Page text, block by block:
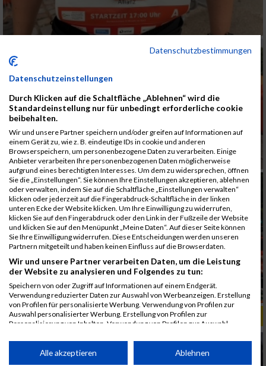
ALBUM B2RUN KÖLN / 05.09.2019
Datenschutzbestimmungen
Datenschutzeinstellungen
Durch Klicken auf die Schaltfläche „Ablehnen“ wird die
Standardeinstellung nur für unbedingt erforderliche cookie
beibehalten.
Wir und unsere Partner speichern und/oder greifen auf Informationen auf
einem Gerät zu, wie z. B. eindeutige IDs in cookie und anderen
Browserspeichern, um personenbezogene Daten zu verarbeiten. Einige
Anbieter verarbeiten Ihre personenbezogenen Daten möglicherweise
aufgrund eines berechtigten Interesses. Um dem zu widersprechen, öffnen
Sie die „Einstellungen“. Sie können Ihre Einstellungen akzeptieren, ablehnen
oder verwalten, indem Sie auf die Schaltfläche „Einstellungen verwalten“
klicken oder jederzeit auf die Fingerabdruck-Schaltfläche in der linken
unteren Ecke der Website klicken. Um Ihre Einwilligung zu widerrufen,
klicken Sie auf den Fingerabdruck oder den Link in der Fußzeile der Website
und klicken Sie auf den Menüpunkt „Meine Daten“. Auf dieser Seite können
Sie Ihre Einwilligung widerrufen. Diese Entscheidungen werden unseren
Partnern mitgeteilt und haben keinen Einfluss auf die Browserdaten.
Wir und unsere Partner verarbeiten Daten, um die Leistung
der Website zu analysieren und Folgendes zu tun:
Speichern von oder Zugriff auf Informationen auf einem Endgerät.
Verwendung reduzierter Daten zur Auswahl von Werbeanzeigen. Erstellung
von Profilen für personalisierte Werbung. Verwendung von Profilen zur
Auswahl personalisierter Werbung. Erstellung von Profilen zur
Personalisierung von Inhalten. Verwendung von Profilen zur Auswahl
Performance von Inhalten. Analyse von Zielgruppen durch Statistiken oder
Kombinationen von Daten aus verschiedenen Quellen. Entwicklung und
Alle akzeptieren Ablehnen